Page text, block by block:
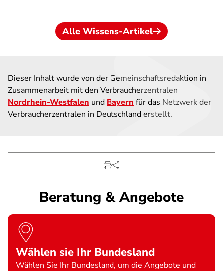
Alle Wissens-Artikel
Dieser Inhalt wurde von der Gemeinschaftsredaktion in
Zusammenarbeit mit den Verbraucherzentralen
Nordrhein-Westfalen und Bayern für das Netzwerk der
Verbraucherzentralen in Deutschland erstellt.
Beratung & Angebote
Wählen sie Ihr Bundesland
Wählen Sie Ihr Bundesland, um die Angebote und